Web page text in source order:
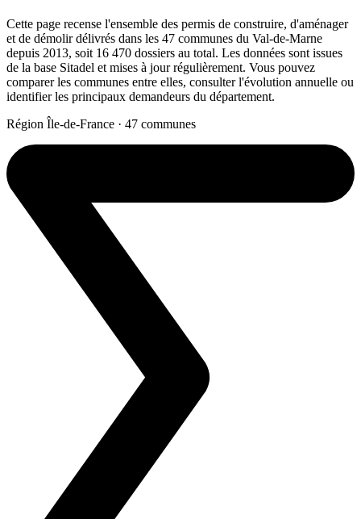
Cette page recense l'ensemble des permis de construire, d'aménager
et de démolir délivrés dans les 47 communes du Val-de-Marne
depuis 2013, soit 16 470 dossiers au total. Les données sont issues
de la base Sitadel et mises à jour régulièrement. Vous pouvez
comparer les communes entre elles, consulter l'évolution annuelle ou
identifier les principaux demandeurs du département.
Région Île-de-France · 47 communes